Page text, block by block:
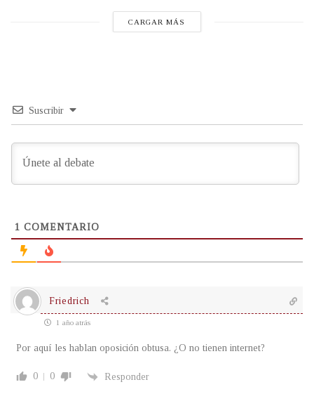
CARGAR MÁS
Suscribir
1 COMENTARIO
Friedrich
1 año atrás
Por aquí les hablan oposición obtusa. ¿O no tienen internet?
0 0 Responder